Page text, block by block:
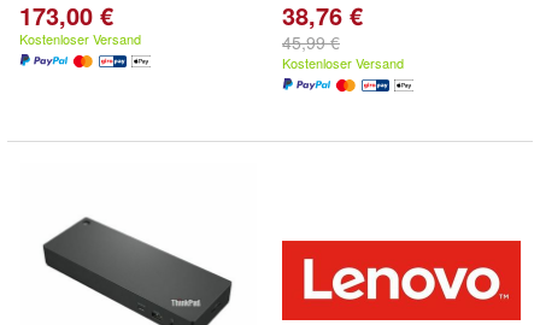
173,00 €
Kostenloser Versand
38,76 €
45,99 €
Kostenloser Versand